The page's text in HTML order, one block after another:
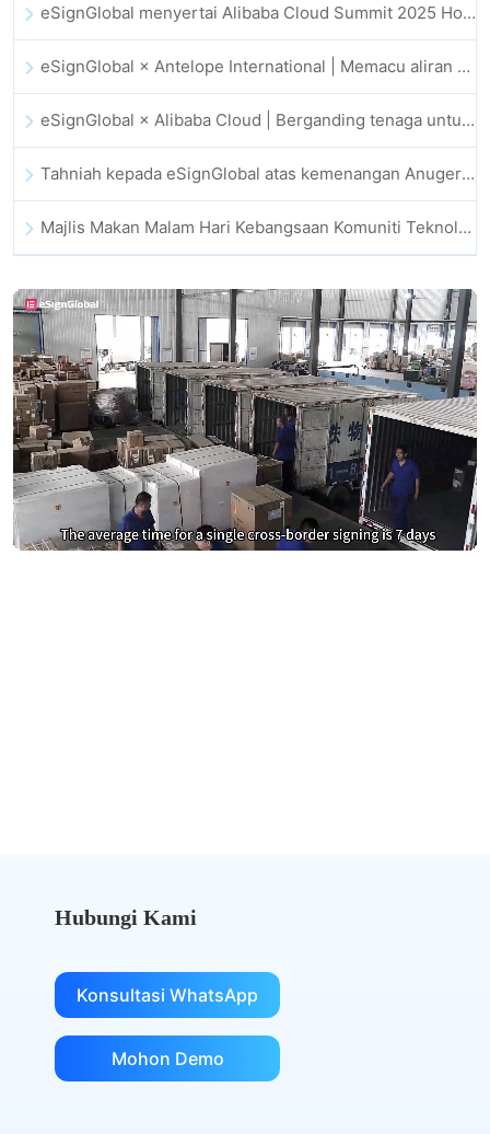
eSignGlobal menyertai Alibaba Cloud Summit 2025 Hong Kong bagi memacu inovasi awan dipacu AI dan kepercayaan digital
eSignGlobal × Antelope International | Memacu aliran kerja digital yang selamat dan dipacu AI
eSignGlobal × Alibaba Cloud | Berganding tenaga untuk memperkukuh kepercayaan digital global bagi fintech
Tahniah kepada eSignGlobal atas kemenangan Anugerah CAHK STAR 2025
Majlis Makan Malam Hari Kebangsaan Komuniti Teknologi dan Inovasi Hong Kong
Hubungi Kami
Konsultasi WhatsApp
Mohon Demo